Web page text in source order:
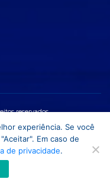
reservados.
experiência. Se você
Em caso de
de privacidade.